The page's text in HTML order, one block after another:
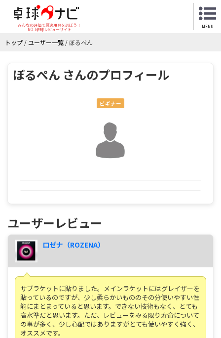
みんなの評価で最適用具を選ぼう！
NO.1卓球レビューサイト
MENU
トップ / ユーザー一覧 / ぼるぺん
ぼるぺん さんのプロフィール
ビギナー
ユーザーレビュー
ロゼナ（ROZENA）
サブラケットに貼りました。メインラケットにはグレイザーを
貼っているのですが、少し柔らかいもののその分使いやすい性
能にまとまっていると思います。できない技術もなく、とても
高水準だと思います。ただ、レビューをみる限り寿命について
の事が多く、少し心配ではありますがとても使いやすく強く、
オススメです。